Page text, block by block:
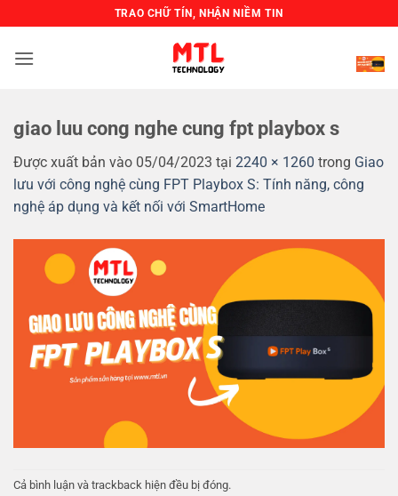
qua
nội
TRAO CHỮ TÍN, NHẬN NIỀM TIN
giao luu cong nghe cung fpt playbox s
Được xuất bản vào 05/04/2023 tại 2240 × 1260 trong Giao
lưu với công nghệ cùng FPT Playbox S: Tính năng, công
nghệ áp dụng và kết nối với SmartHome
Cả bình luận và trackback hiện đều bị đóng.